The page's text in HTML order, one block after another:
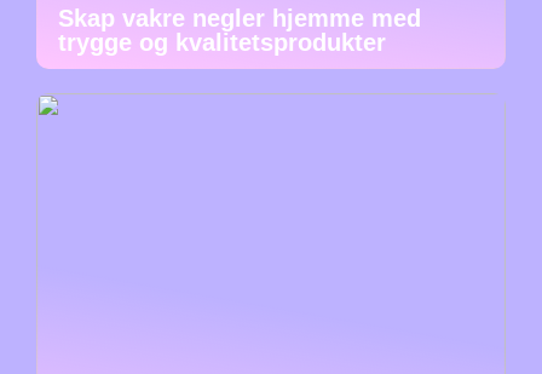
Skap vakre negler hjemme med
trygge og kvalitetsprodukter